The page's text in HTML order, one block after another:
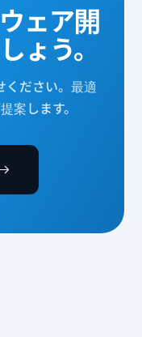
ェア開
ょう。
ください。最適
案します。